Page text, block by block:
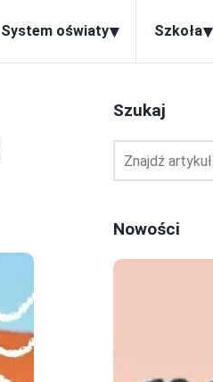
System oświaty▾ Szkoła▾
Szukaj
Nowości